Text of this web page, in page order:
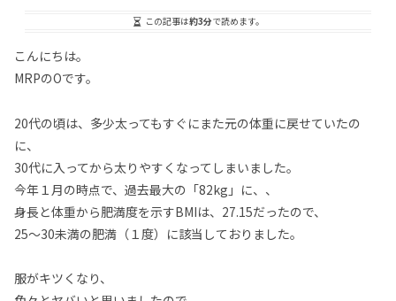
この記事は約3分で読めます。
こんにちは。
MRPのOです。
20代の頃は、多少太ってもすぐにまた元の体重に戻せていたの
に、
30代に入ってから太りやすくなってしまいました。
今年１月の時点で、過去最大の「82kg」に、、
身長と体重から肥満度を示すBMIは、27.15だったので、
25〜30未満の肥満（１度）に該当しておりました。
服がキツくなり、